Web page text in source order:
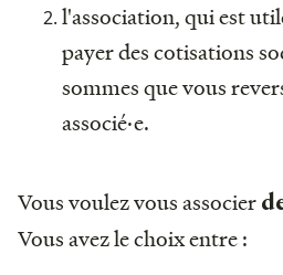
l'association, qui est
payer des cotisations
sommes que vous
associé·e.
Vous voulez vous associer
Vous avez le choix entre :